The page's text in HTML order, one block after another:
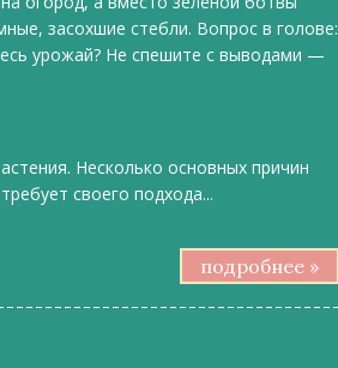
засохшие стебли. Вопрос в голове:
урожай? Не спешите с выводами —
Несколько основных причин
своего подхода...
подробнее »